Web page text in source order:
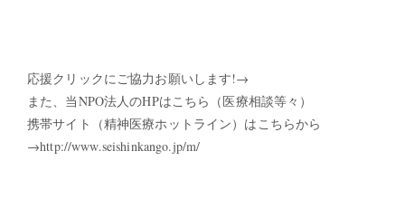
応援クリックにご協力お願いします!→
また、当NPO法人のHPはこちら（医療相談等々）
携帯サイト（精神医療ホットライン）はこちらから
→http://www.seishinkango.jp/m/